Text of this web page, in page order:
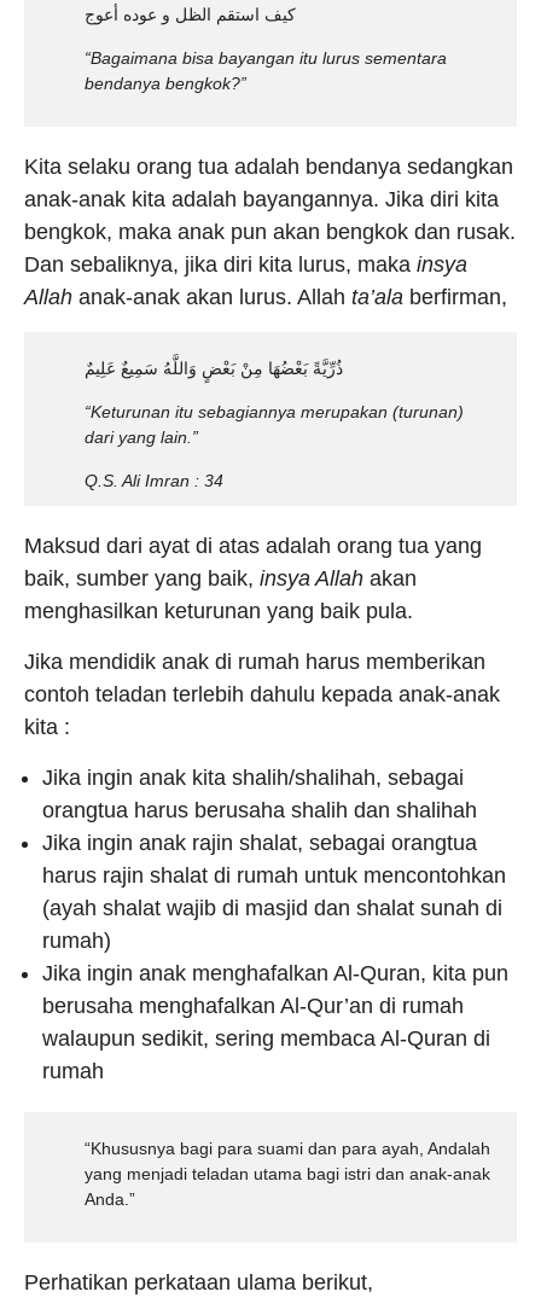
كيف استقم الظل و عوده أعوج
“Bagaimana bisa bayangan itu lurus sementara
bendanya bengkok?”
Kita selaku orang tua adalah bendanya sedangkan
anak-anak kita adalah bayangannya. Jika diri kita
bengkok, maka anak pun akan bengkok dan rusak.
Dan sebaliknya, jika diri kita lurus, maka insya
Allah anak-anak akan lurus. Allah ta’ala berfirman,
ذُرِّيَّةً بَعْضُهَا مِنْ بَعْضٍ وَاللَّهُ سَمِيعٌ عَلِيمٌ
“Keturunan itu sebagiannya merupakan (turunan)
dari yang lain.”
Q.S. Ali Imran : 34
Maksud dari ayat di atas adalah orang tua yang
baik, sumber yang baik, insya Allah akan
menghasilkan keturunan yang baik pula.
Jika mendidik anak di rumah harus memberikan
contoh teladan terlebih dahulu kepada anak-anak
kita :
Jika ingin anak kita shalih/shalihah, sebagai
orangtua harus berusaha shalih dan shalihah
Jika ingin anak rajin shalat, sebagai orangtua
harus rajin shalat di rumah untuk mencontohkan
(ayah shalat wajib di masjid dan shalat sunah di
rumah)
Jika ingin anak menghafalkan Al-Quran, kita pun
berusaha menghafalkan Al-Qur’an di rumah
walaupun sedikit, sering membaca Al-Quran di
rumah
“Khususnya bagi para suami dan para ayah, Andalah
yang menjadi teladan utama bagi istri dan anak-anak
Anda.”
Perhatikan perkataan ulama berikut,